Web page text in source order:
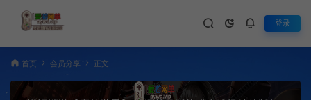
登录
首页 会员分享 正文